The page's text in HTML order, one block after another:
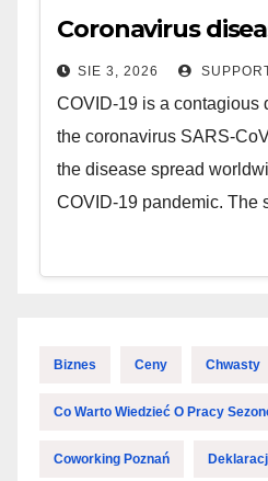
Coronavirus
SIE 3, 2026
COVID-19 is a contagious
the coronavirus SARS-
the disease spread
COVID-19 pandemic. The
Biznes Ceny Chwasty
Co Warto Wiedzieć O Pracy
Coworking Poznań